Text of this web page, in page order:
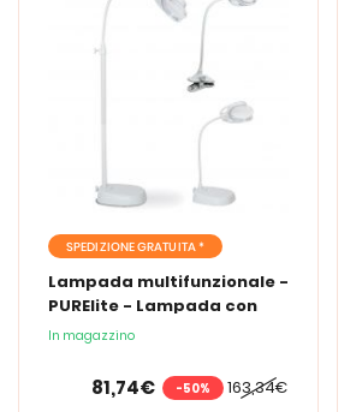
SPEDIZIONE GRATUITA *
Lampada multifunzionale -
PURElite - Lampada con
lente d'ingrandimento
In magazzino
163,34€
81,74€ -50%